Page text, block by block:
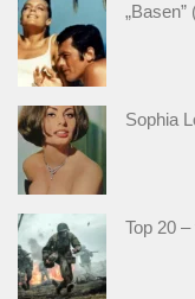
Sophia
Top 20